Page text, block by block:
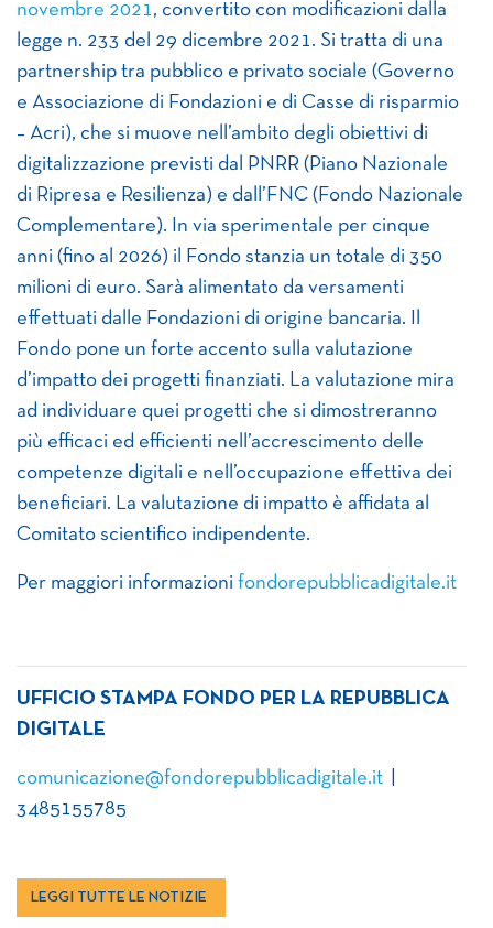
novembre 2021, convertito con modificazioni dalla
legge n. 233 del 29 dicembre 2021. Si tratta di una
partnership tra pubblico e privato sociale (Governo
e Associazione di Fondazioni e di Casse di risparmio
– Acri), che si muove nell’ambito degli obiettivi di
digitalizzazione previsti dal PNRR (Piano Nazionale
di Ripresa e Resilienza) e dall’FNC (Fondo Nazionale
Complementare). In via sperimentale per cinque
anni (fino al 2026) il Fondo stanzia un totale di 350
milioni di euro. Sarà alimentato da versamenti
effettuati dalle Fondazioni di origine bancaria. Il
Fondo pone un forte accento sulla valutazione
d’impatto dei progetti finanziati. La valutazione mira
ad individuare quei progetti che si dimostreranno
più efficaci ed efficienti nell’accrescimento delle
competenze digitali e nell’occupazione effettiva dei
beneficiari. La valutazione di impatto è affidata al
Comitato scientifico indipendente.
Per maggiori informazioni fondorepubblicadigitale.it
UFFICIO STAMPA FONDO PER LA REPUBBLICA
DIGITALE
comunicazione@fondorepubblicadigitale.it
3485155785
LEGGI TUTTE LE NOTIZIE